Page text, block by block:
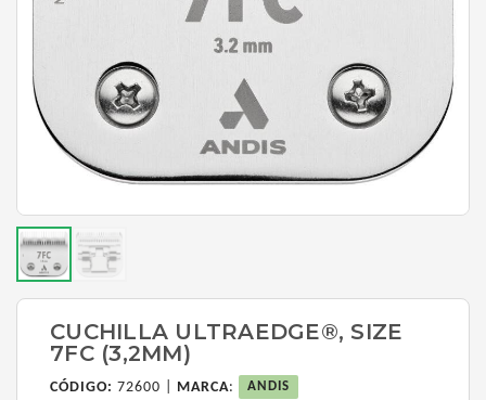
CUCHILLA ULTRAEDGE®, SIZE
7FC (3,2MM)
CÓDIGO: 72600 | MARCA: ANDIS